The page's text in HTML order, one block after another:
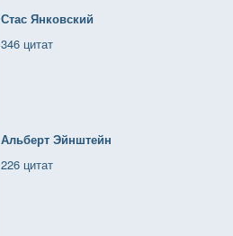
Стас Янковский
346 цитат
Альберт Эйнштейн
226 цитат